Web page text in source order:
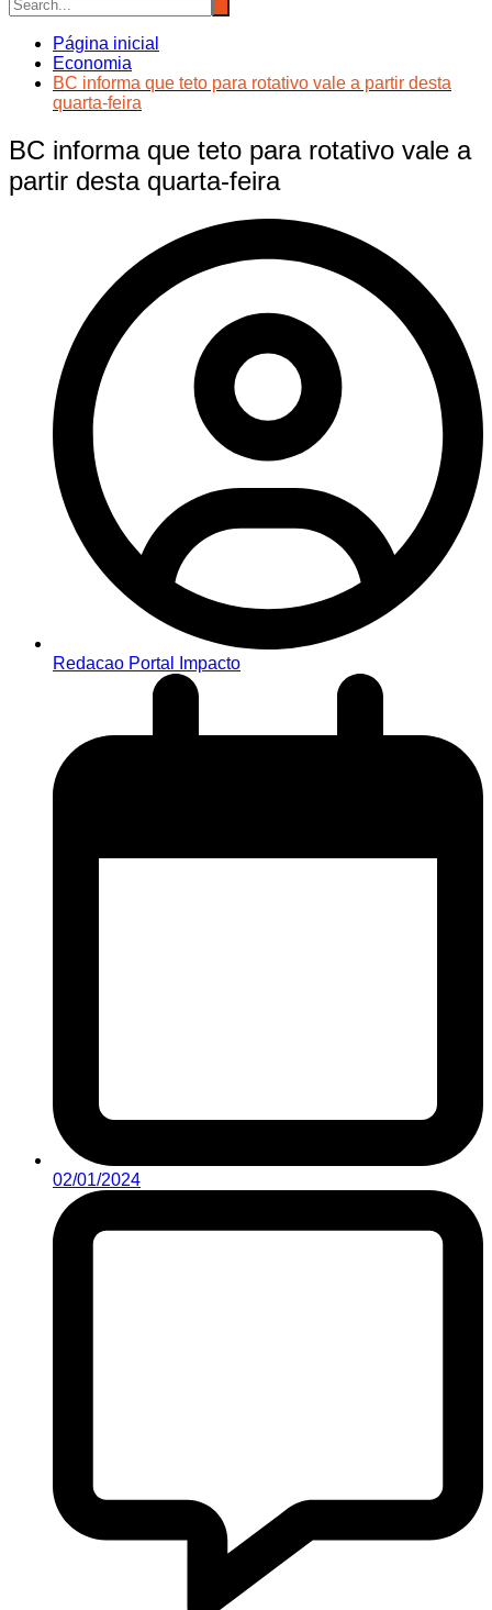
Página inicial
Economia
BC informa que teto para rotativo vale a partir desta
quarta-feira
BC informa que teto para rotativo vale a
partir desta quarta-feira
Redacao Portal Impacto
02/01/2024